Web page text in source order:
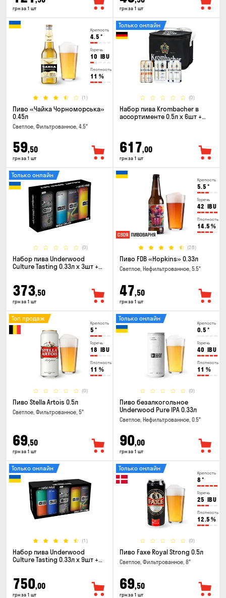
грн за 1 шт грн за 1 шт
Крепость
4.5 °
Горечь
10 IBU
Плотность
11 %
(1)
Пиво «Чайка Чорноморська»
0.45л
Светлое, Фильтрованное, 4.5°
59,50
грн за 1 шт
(0)
Только онлайн
Набор пива Krombacher в
ассортименте 0.5л х 6шт +
617,00
грн за 1 шт
(0)
Только онлайн
Набор пива Underwood
Culture Tasting 0.33л x 3шт +
373,50
грн за 1 шт
Крепость
5.5 °
Горечь
42 IBU
Плотность
14.5 %
(28)
Пиво FDB «Hopkins» 0.33л
Светлое, Нефильтрованное, 5.5°
47,50
грн за 1 шт
Крепость
5 °
Горечь
18 IBU
Плотность
11 %
(0)
Топ продаж
Пиво Stella Artois 0.5л
Светлое, Фильтрованное, 5°
69,50
грн за 1 шт
Крепость
0.5 °
Горечь
40 IBU
Плотность
11 %
(0)
Только онлайн
Пиво безалкогольное
Underwood Pure IPA 0.33л
Светлое, Нефильтрованное, 0.5°
90,00
грн за 1 шт
(1)
Только онлайн
Набор пива Underwood
Culture Tasting 0.33л x 9шт +
750,00
грн за 1 шт
Крепость
8 °
Горечь
25 IBU
Плотность
12.5 %
(0)
Только онлайн
Пиво Faxe Royal Strong 0.5л
Светлое, Фильтрованное, 8°
69,50
грн за 1 шт